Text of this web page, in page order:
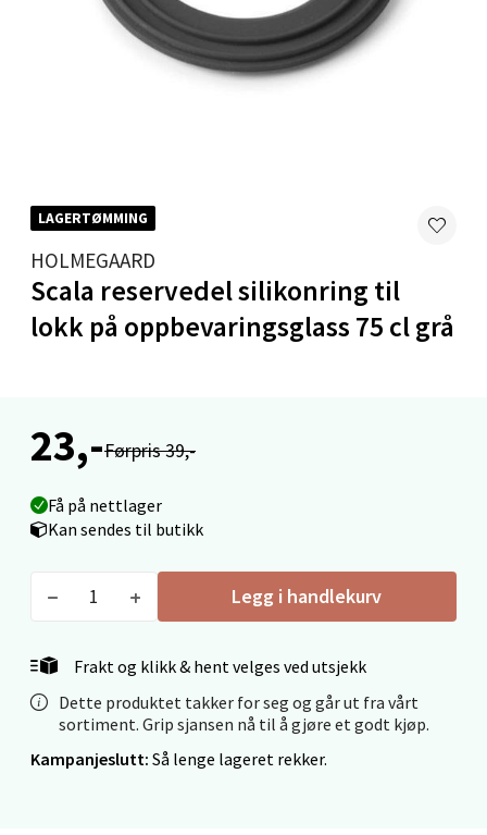
LAGERTØMMING
HOLMEGAARD
Scala reservedel silikonring til
lokk på oppbevaringsglass 75 cl grå
23,-Førpris 39,-
Få på nettlager
Kan sendes til butikk
Legg i handlekurv
Frakt og klikk & hent velges ved utsjekk
Dette produktet takker for seg og går ut fra vårt
sortiment. Grip sjansen nå til å gjøre et godt kjøp.
Kampanjeslutt: Så lenge lageret rekker.
0 i butikk
Mandal - Alti Mandal
Skarvøyveien 55, 4517 Mandal
Åpent i dag 10-20
0 i butikk
Mo i Rana - Thon Senter Mo i Rana
Fridtjof Nansensgate 22, 8622 Mo i Rana
0 i butikk
Ålesund - Thon Senter Moa